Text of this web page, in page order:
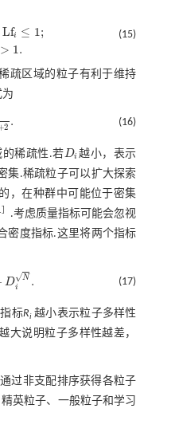
Lfi ≤ 1;
> 1.
.
(15)
疏区域的粒子有利于维持
2 .
. (16)
稀疏性.若Di
Di 越小，表示
集.稀疏粒子可以扩大探索
，在种群中可能位于密集
.考虑质量指标可能会忽视
密度指标.这里将两个指标
D N
√
i . (17)
标Ri越小表示粒子多样性
大说明粒子多样性越差，
过非支配排序获得各粒子
英粒子、一般粒子和学习